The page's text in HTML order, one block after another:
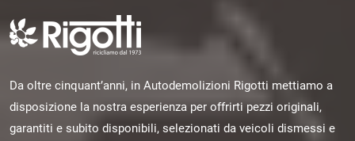
Da oltre cinquant’anni, in Autodemolizioni Rigotti mettiamo a
disposizione la nostra esperienza per offrirti pezzi originali,
garantiti e subito disponibili, selezionati da veicoli dismessi e